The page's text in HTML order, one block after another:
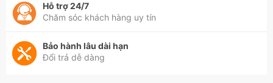
Hỗ trợ 24/7
Chăm sóc khách hàng uy tín
Bảo hành lâu dài hạn
Đổi trả dễ dàng